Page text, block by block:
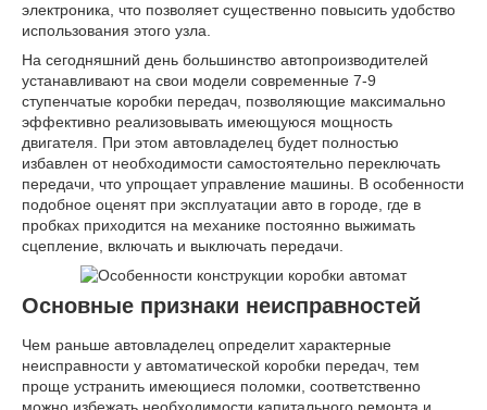
электроника, что позволяет существенно повысить удобство
использования этого узла.
На сегодняшний день большинство автопроизводителей
устанавливают на свои модели современные 7-9
ступенчатые коробки передач, позволяющие максимально
эффективно реализовывать имеющуюся мощность
двигателя. При этом автовладелец будет полностью
избавлен от необходимости самостоятельно переключать
передачи, что упрощает управление машины. В особенности
подобное оценят при эксплуатации авто в городе, где в
пробках приходится на механике постоянно выжимать
сцепление, включать и выключать передачи.
Основные признаки неисправностей
Чем раньше автовладелец определит характерные
неисправности у автоматической коробки передач, тем
проще устранить имеющиеся поломки, соответственно